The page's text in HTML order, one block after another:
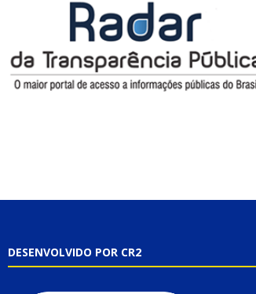
DESENVOLVIDO POR CR2